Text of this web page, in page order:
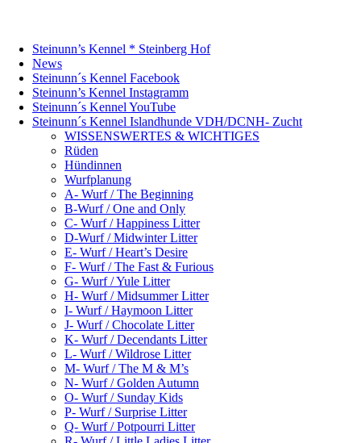
Steinunn’s Kennel * Steinberg Hof
News
Steinunn´s Kennel Facebook
Steinunn’s Kennel Instagramm
Steinunn´s Kennel YouTube
Steinunn´s Kennel Islandhunde VDH/DCNH- Zucht
WISSENSWERTES & WICHTIGES
Rüden
Hündinnen
Wurfplanung
A- Wurf / The Beginning
B-Wurf / One and Only
C- Wurf / Happiness Litter
D-Wurf / Midwinter Litter
E- Wurf / Heart’s Desire
F- Wurf / The Fast & Furious
G- Wurf / Yule Litter
H- Wurf / Midsummer Litter
I- Wurf / Haymoon Litter
J- Wurf / Chocolate Litter
K- Wurf / Decendants Litter
L- Wurf / Wildrose Litter
M- Wurf / The M & M’s
N- Wurf / Golden Autumn
O- Wurf / Sunday Kids
P- Wurf / Surprise Litter
Q- Wurf / Potpourri Litter